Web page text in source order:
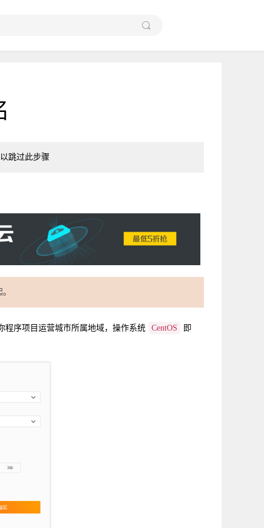
跳过此步骤
程序项目运营城市所属地域，操作系统 CentOS 即